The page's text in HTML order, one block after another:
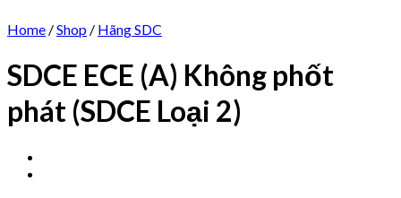
Home /Shop / Hãng SDC
SDCE ECE (A) Không phốt
phát (SDCE Loại 2)